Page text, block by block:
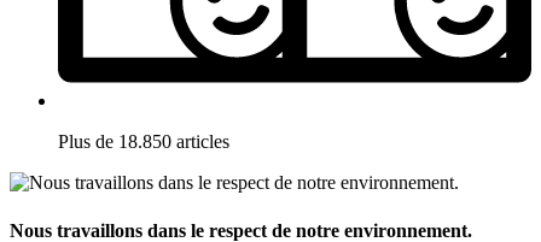
Plus de 18.850 articles
Nous travaillons dans le respect de notre environnement.